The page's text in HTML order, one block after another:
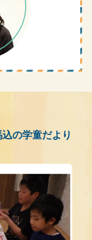
の学童だより